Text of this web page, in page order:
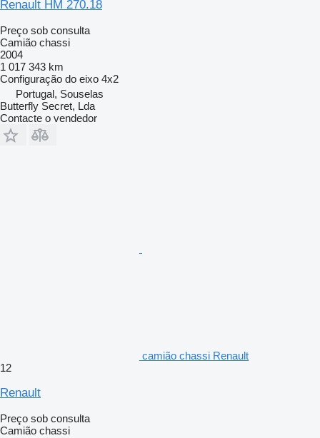
Renault HM 270.18
Preço sob consulta
Camião chassi
2004
1 017 343 km
Configuração do eixo 4x2
Portugal, Souselas
Butterfly Secret, Lda
Contacte o vendedor
camião chassi Renault
12
Renault
Preço sob consulta
Camião chassi